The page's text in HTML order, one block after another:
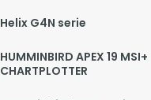
Helix G4N serie
HUMMINBIRD APEX 19 MSI+
CHARTPLOTTER